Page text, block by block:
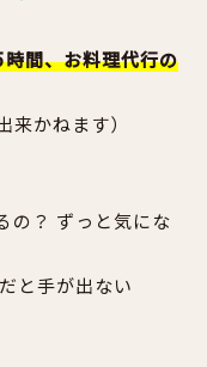
間、お料理代行の
かねます）
の？ ずっと気にな
と手が出ない